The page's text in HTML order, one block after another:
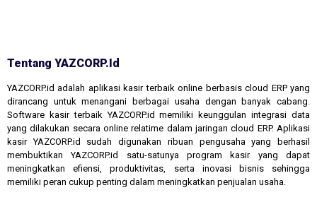
Tentang YAZCORP.id
YAZCORP.id adalah aplikasi kasir terbaik online berbasis cloud ERP yang
dirancang untuk menangani berbagai usaha dengan banyak cabang.
Software kasir terbaik YAZCORP.id memiliki keunggulan integrasi data
yang dilakukan secara online relatime dalam jaringan cloud ERP. Aplikasi
kasir YAZCORP.id sudah digunakan ribuan pengusaha yang berhasil
membuktikan YAZCORP.id satu-satunya program kasir yang dapat
meningkatkan efiensi, produktivitas, serta inovasi bisnis sehingga
memiliki peran cukup penting dalam meningkatkan penjualan usaha.